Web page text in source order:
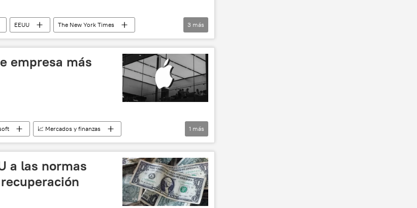
EEUU
The New York Times
China
3 más
empresa más
📈 Mercados y finanzas
1 más
a las normas